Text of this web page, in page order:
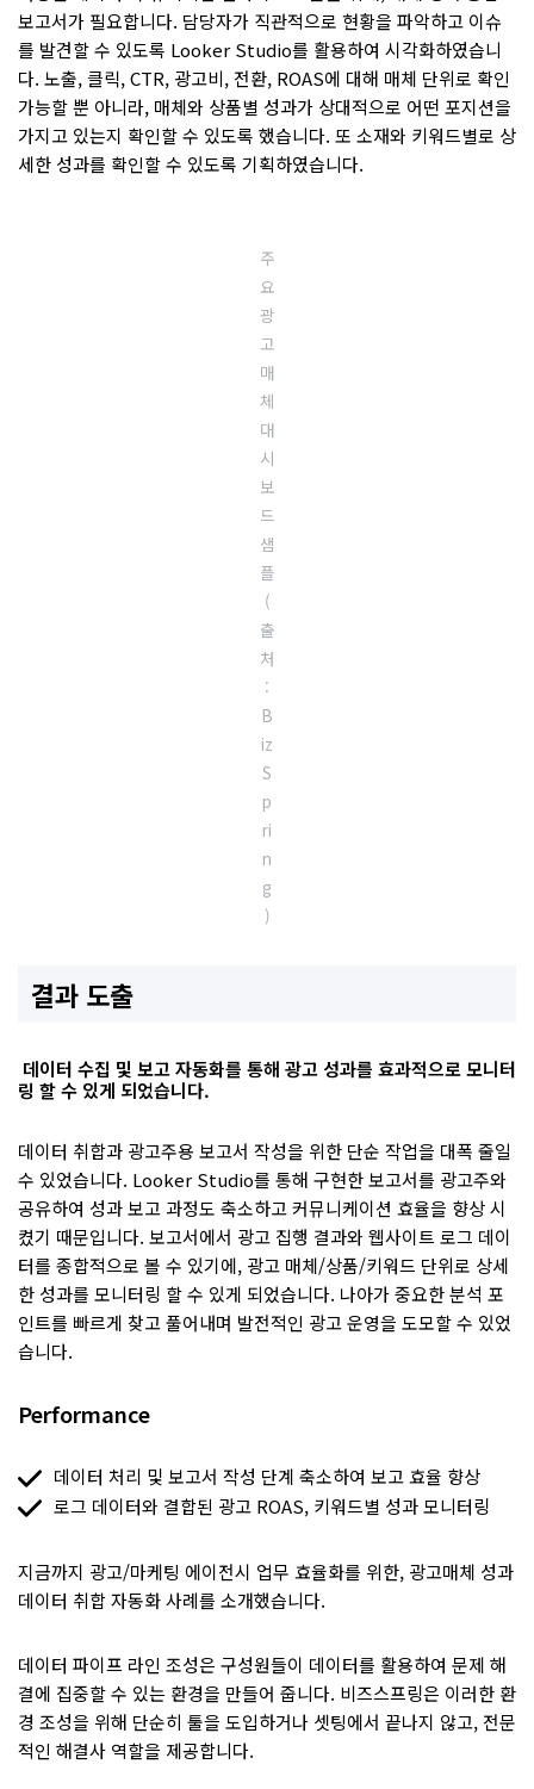
보고서가 필요합니다. 담당자가 직관적으로 현황을 파악하고 이슈
를 발견할 수 있도록 Looker Studio를 활용하여 시각화하였습니
다. 노출, 클릭, CTR, 광고비, 전환, ROAS에 대해 매체 단위로 확인
가능할 뿐 아니라, 매체와 상품별 성과가 상대적으로 어떤 포지션을
가지고 있는지 확인할 수 있도록 했습니다. 또 소재와 키워드별로 상
세한 성과를 확인할 수 있도록 기획하였습니다.
주
요
광
고
매
체
대
시
보
드
샘
플
(
출
처
:
B
iz
S
p
ri
n
g
)
결과 도출
데이터 수집 및 보고 자동화를 통해 광고 성과를 효과적으로 모니터
링 할 수 있게 되었습니다.
데이터 취합과 광고주용 보고서 작성을 위한 단순 작업을 대폭 줄일
수 있었습니다. Looker Studio를 통해 구현한 보고서를 광고주와
공유하여 성과 보고 과정도 축소하고 커뮤니케이션 효율을 향상 시
켰기 때문입니다. 보고서에서 광고 집행 결과와 웹사이트 로그 데이
터를 종합적으로 볼 수 있기에, 광고 매체/상품/키워드 단위로 상세
한 성과를 모니터링 할 수 있게 되었습니다. 나아가 중요한 분석 포
인트를 빠르게 찾고 풀어내며 발전적인 광고 운영을 도모할 수 있었
습니다.
Performance
데이터 처리 및 보고서 작성 단계 축소하여 보고 효율 향상
로그 데이터와 결합된 광고 ROAS, 키워드별 성과 모니터링
지금까지 광고/마케팅 에이전시 업무 효율화를 위한, 광고매체 성과
데이터 취합 자동화 사례를 소개했습니다.
데이터 파이프 라인 조성은 구성원들이 데이터를 활용하여 문제 해
결에 집중할 수 있는 환경을 만들어 줍니다. 비즈스프링은 이러한 환
경 조성을 위해 단순히 툴을 도입하거나 셋팅에서 끝나지 않고, 전문
적인 해결사 역할을 제공합니다.